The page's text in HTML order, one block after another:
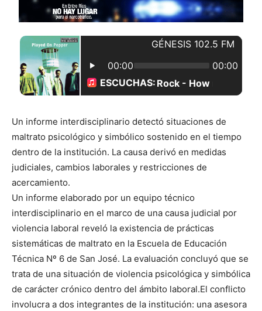
Un informe interdisciplinario detectó situaciones de
maltrato psicológico y simbólico sostenido en el tiempo
dentro de la institución. La causa derivó en medidas
judiciales, cambios laborales y restricciones de
acercamiento.
Un informe elaborado por un equipo técnico
interdisciplinario en el marco de una causa judicial por
violencia laboral reveló la existencia de prácticas
sistemáticas de maltrato en la Escuela de Educación
Técnica Nº 6 de San José. La evaluación concluyó que se
trata de una situación de violencia psicológica y simbólica
de carácter crónico dentro del ámbito laboral.El conflicto
involucra a dos integrantes de la institución: una asesora